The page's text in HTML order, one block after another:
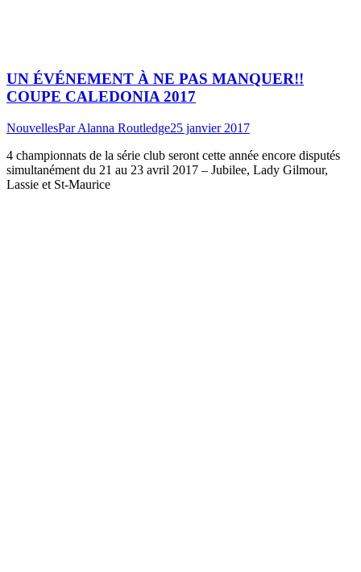
UN ÉVÉNEMENT À NE PAS MANQUER!!
COUPE CALEDONIA 2017
NouvellesParAlanna Routledge25 janvier 2017
4 championnats de la série club seront cette année encore disputés
simultanément du 21 au 23 avril 2017 – Jubilee, Lady Gilmour,
Lassie et St-Maurice